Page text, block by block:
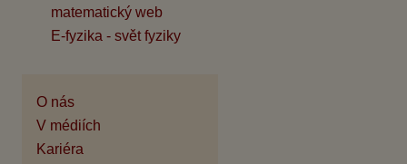
matematický web
E-fyzika - svět fyziky
O nás
V médiích
Kariéra